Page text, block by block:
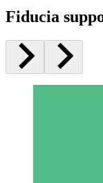
Fiducia